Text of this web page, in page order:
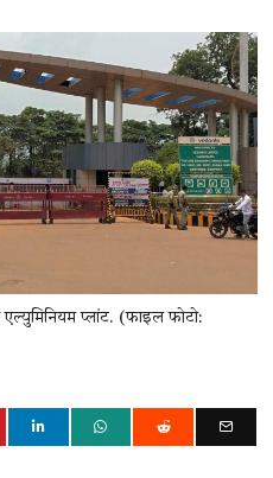
प्लांट. (फाइल फोटो: